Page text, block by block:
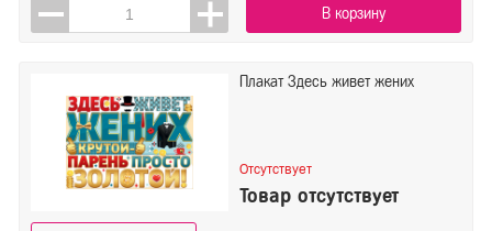
В корзину
Плакат Здесь живет жених
Отсутствует
Товар отсутствует